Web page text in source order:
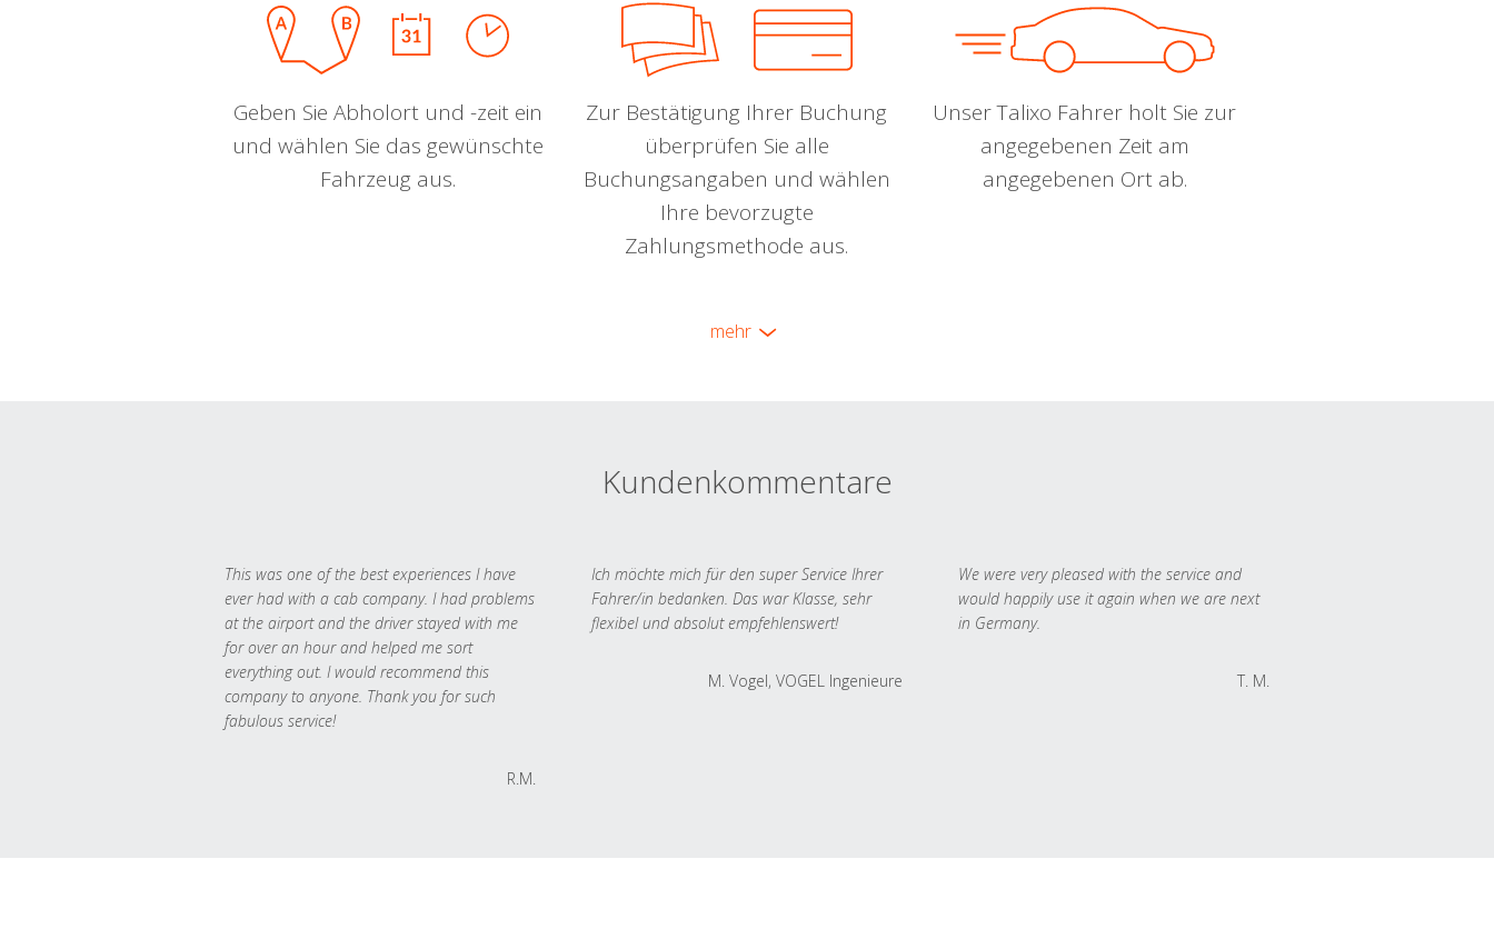
Geben Sie Abholort und -zeit ein
und wählen Sie das gewünschte
Fahrzeug aus.
Zur Bestätigung Ihrer Buchung
überprüfen Sie alle
Buchungsangaben und wählen
Ihre bevorzugte
Zahlungsmethode aus.
Unser Talixo Fahrer holt Sie zur
angegebenen Zeit am
angegebenen Ort ab.
mehr
Kundenkommentare
This was one of the best experiences I have
ever had with a cab company. I had problems
at the airport and the driver stayed with me
for over an hour and helped me sort
everything out. I would recommend this
company to anyone. Thank you for such
fabulous service!
R.M.
Ich möchte mich für den super Service Ihrer
Fahrer/in bedanken. Das war Klasse, sehr
flexibel und absolut empfehlenswert!
M. Vogel, VOGEL Ingenieure
We were very pleased with the service and
would happily use it again when we are next
in Germany.
T. M.